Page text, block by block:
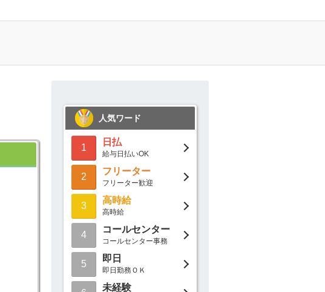
人気ワード
1
日払
給与日払いOK
2
フリーター
フリーター歓迎
3
高時給
高時給
4
コールセンター
コールセンター事務
5
即日
即日勤務ＯＫ
未経験